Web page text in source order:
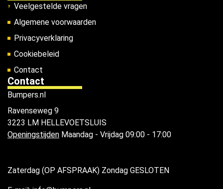
Veelgestelde vragen
Algemene voorwaarden
Privacyverklaring
Cookiebeleid
Contact
Contact
Bumpers.nl
Ravenseweg 9
3223 LM HELLEVOETSLUIS
Openingstijden Maandag - Vrijdag 09:00 - 17:00
Zaterdag (OP AFSPRAAK) Zondag GESLOTEN